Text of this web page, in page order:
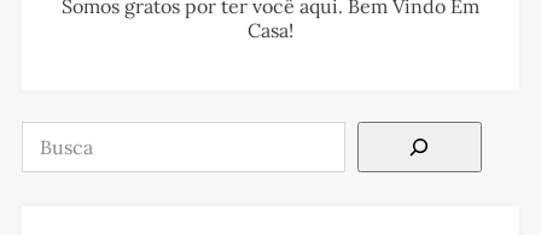
Somos gratos por ter você aqui. Bem Vindo Em
Casa!
Pesquisar